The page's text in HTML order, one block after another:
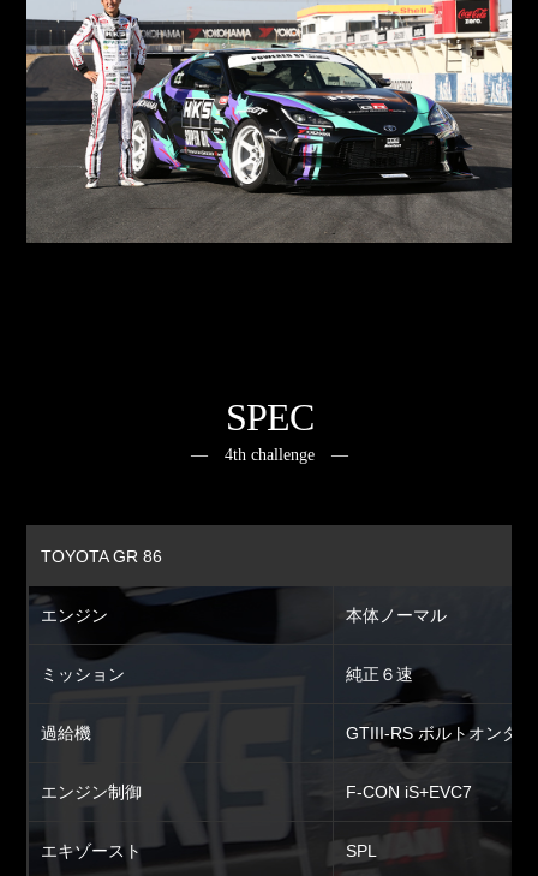
SPEC
― 4th challenge ―
TOYOTA GR 86
エンジン 本体ノーマル
ミッション 純正６速
過給機 GTIII-RS ボルトオンタ
エンジン制御 F-CON iS+EVC7
エキゾースト SPL